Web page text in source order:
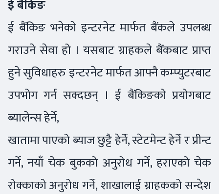
ई बैंकिङ
ई बैंकिङ भनेको इन्टरनेट मार्फत बैंकले उपलब्ध
गराउने सेवा हो । यसबाट ग्राहकले बैंकबाट प्राप्त
हुने सुविधाहरु इन्टरनेट मार्फत आफ्नै कम्प्युटरबाट
उपभोग गर्न सक्दछन् । ई बैंकिङको प्रयोगबाट
ब्यालेन्स हेर्ने,
खातामा पाएको ब्याज छुट्टै हेर्ने, स्टेटमेन्ट हेर्ने र प्रीन्ट
गर्ने, नयाँ चेक बुकको अनुरोध गर्ने, हराएको चेक
रोक्काको अनुरोध गर्ने, शाखालाई ग्राहकको सन्देश